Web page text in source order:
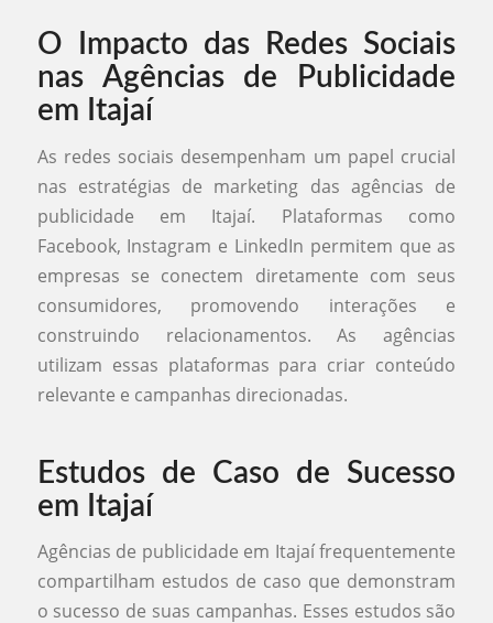
O Impacto das Redes Sociais
nas Agências de Publicidade
em Itajaí
As redes sociais desempenham um papel crucial
nas estratégias de marketing das agências de
publicidade em Itajaí. Plataformas como
Facebook, Instagram e LinkedIn permitem que as
empresas se conectem diretamente com seus
consumidores, promovendo interações e
construindo relacionamentos. As agências
utilizam essas plataformas para criar conteúdo
relevante e campanhas direcionadas.
Estudos de Caso de Sucesso
em Itajaí
Agências de publicidade em Itajaí frequentemente
compartilham estudos de caso que demonstram
o sucesso de suas campanhas. Esses estudos são